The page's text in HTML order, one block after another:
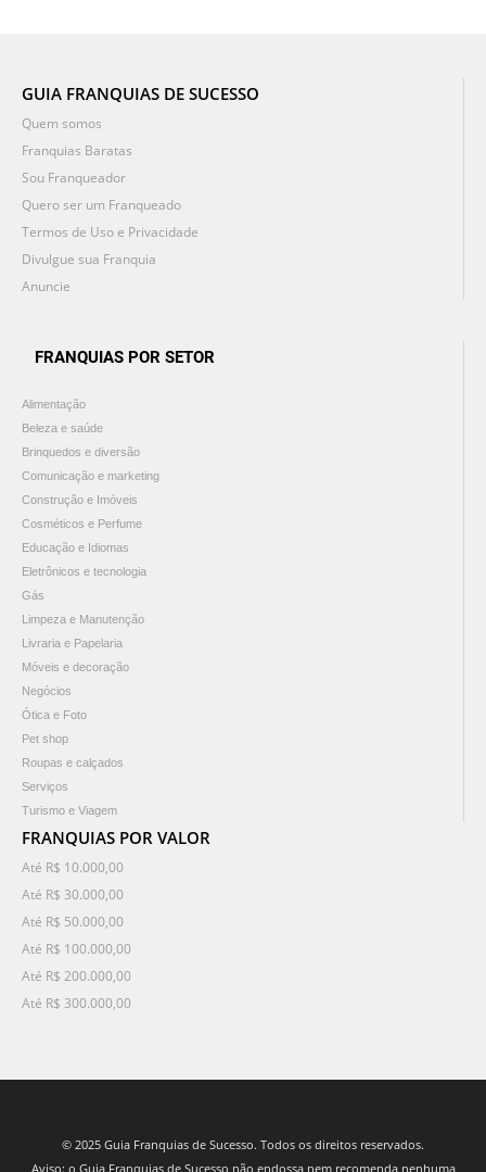
GUIA FRANQUIAS DE SUCESSO
Quem somos
Franquias Baratas
Sou Franqueador
Quero ser um Franqueado
Termos de Uso e Privacidade
Divulgue sua Franquia
Anuncie
FRANQUIAS POR SETOR
Alimentação
Beleza e saúde
Brinquedos e diversão
Comunicação e marketing
Construção e Imóveis
Cosméticos e Perfume
Educação e Idiomas
Eletrônicos e tecnologia
Gás
Limpeza e Manutenção
Livraria e Papelaria
Móveis e decoração
Negócios
Ótica e Foto
Pet shop
Roupas e calçados
Serviços
Turismo e Viagem
FRANQUIAS POR VALOR
Até R$ 10.000,00
Até R$ 30.000,00
Até R$ 50.000,00
Até R$ 100.000,00
Até R$ 200.000,00
Até R$ 300.000,00
© 2025 Guia Franquias de Sucesso. Todos os direitos reservados.
Aviso: o Guia Franquias de Sucesso não endossa nem recomenda nenhuma